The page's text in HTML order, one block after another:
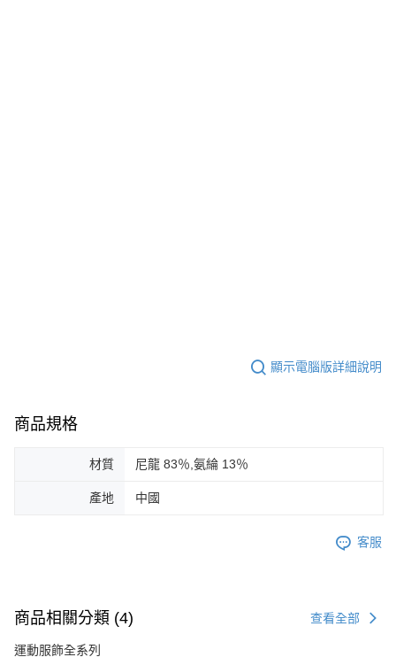
顯示電腦版詳細說明
商品規格
材質 尼龍 83％,氨綸 13％
產地 中國
客服
商品相關分類 (4) 查看全部
運動服飾全系列